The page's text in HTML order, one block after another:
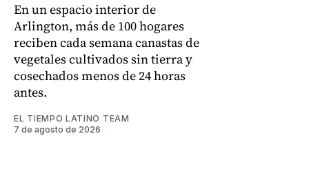
En un espacio interior de
Arlington, más de 100 hogares
reciben cada semana canastas de
vegetales cultivados sin tierra y
cosechados menos de 24 horas
antes.
EL TIEMPO LATINO TEAM
7 de agosto de 2026